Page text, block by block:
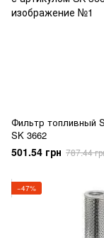
Фильтр топливный
SK 3662
501.54 грн 787.44
−47%